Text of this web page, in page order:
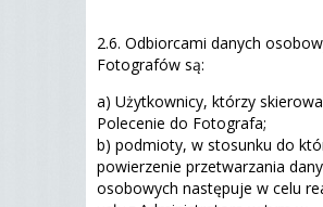
2.6. Odbiorcami danych
Fotografów są:
a) Użytkownicy, którzy
Polecenie do Fotografa;
b) podmioty, w stosunku do
powierzenie przetwarzania
osobowych następuje w celu